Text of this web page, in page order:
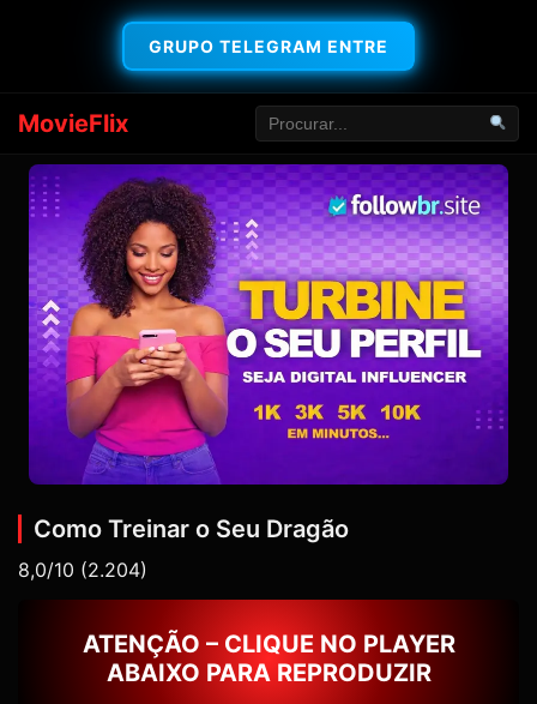
GRUPO TELEGRAM ENTRE
MovieFlix
Como Treinar o Seu Dragão
8,0/10 (2.204)
ATENÇÃO – CLIQUE NO PLAYER
ABAIXO PARA REPRODUZIR